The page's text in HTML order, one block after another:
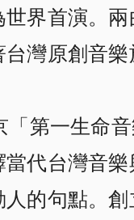
界首演。
灣原創音
第一生命
代台灣音
的句點。